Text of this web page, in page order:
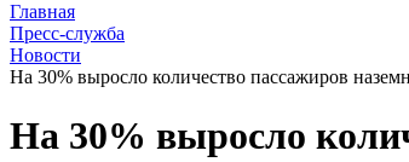
Главная
Пресс-служба
Новости
На 30% выросло количество пассажиров
На 30% выросло